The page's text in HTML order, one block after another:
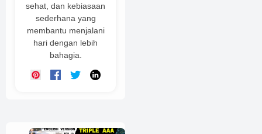
sehat, dan kebiasaan
sederhana yang
membantu menjalani
hari dengan lebih
bahagia.